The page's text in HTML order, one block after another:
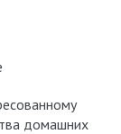
домашних